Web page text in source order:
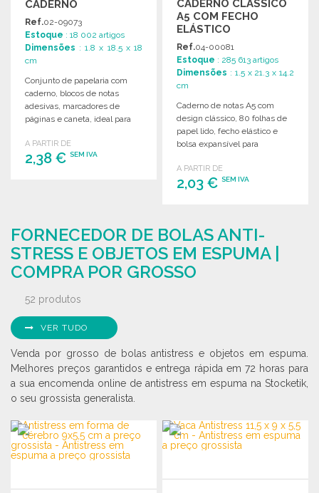
CADERNO
RECICLADO A PREÇO
GROSSISTA
Ref.02-09073
Estoque : 18 002 artigos
Dimensões : 1.8 x 18.5 x 18
cm
Conjunto de papelaria com
caderno, blocos de notas
adesivas, marcadores de
páginas e caneta, ideal para
A PARTIR DE
2,38 € SEM IVA
CADERNO CLÁSSICO
A5 COM FECHO
ELÁSTICO
Ref.04-00081
Estoque : 285 613 artigos
Dimensões : 1.5 x 21.3 x 14.2
cm
Caderno de notas A5 com
design clássico, 80 folhas de
papel lido, fecho elástico e
bolsa expansível para
A PARTIR DE
2,03 €SEM IVA
Solicitar um orçamento
FORNECEDOR DE BOLAS ANTI-
STRESS E OBJETOS EM ESPUMA |
COMPRA POR GROSSO
52 produtos
VER TUDO
Venda por grosso de bolas antistress e objetos em espuma.
Melhores preços garantidos e entrega rápida em 72 horas para
a sua encomenda online de antistress em espuma na Stocketik,
o seu grossista generalista.